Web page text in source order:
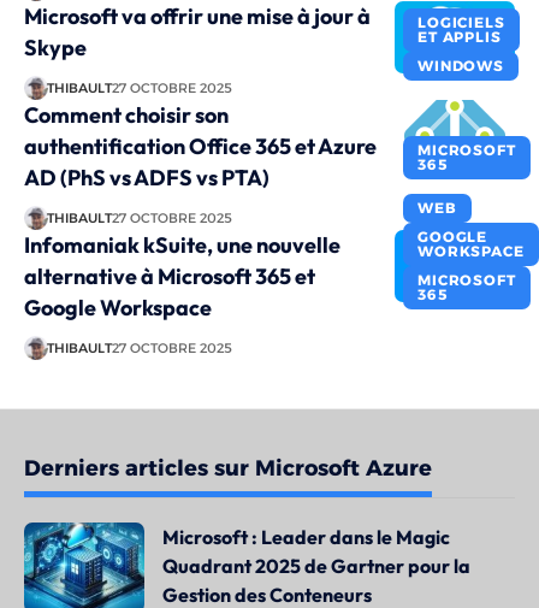
LOGICIELS
ET APPLIS
WINDOWS
Microsoft va offrir une mise à jour à
Skype
THIBAULT27 OCTOBRE 2025
MICROSOFT
365
Comment choisir son
authentification Office 365 et Azure
AD (PhS vs ADFS vs PTA)
THIBAULT27 OCTOBRE 2025
WEB
GOOGLE
WORKSPACE
MICROSOFT
365
Infomaniak kSuite, une nouvelle
alternative à Microsoft 365 et
Google Workspace
THIBAULT27 OCTOBRE 2025
Derniers articles sur Microsoft Azure
Microsoft : Leader dans le Magic
Quadrant 2025 de Gartner pour la
Gestion des Conteneurs